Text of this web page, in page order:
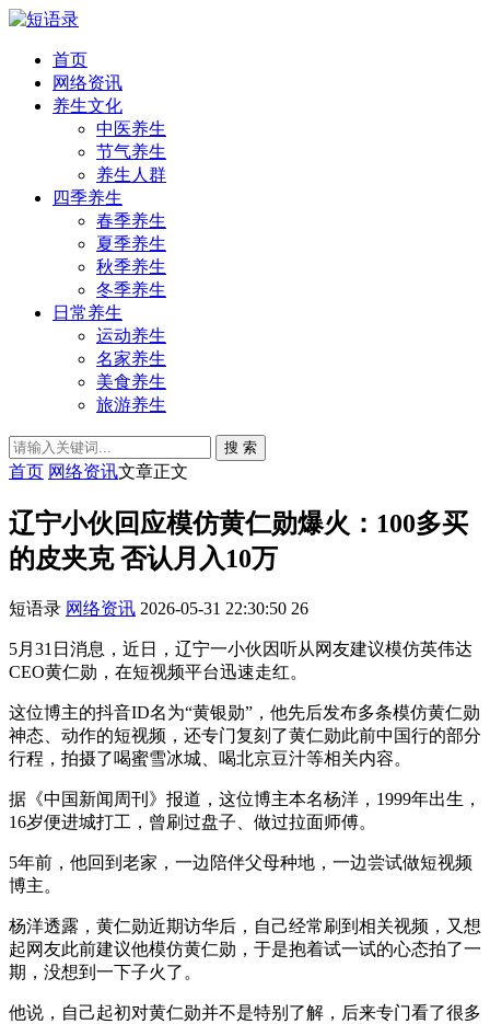
首页
网络资讯
养生文化
中医养生
节气养生
养生人群
四季养生
春季养生
夏季养生
秋季养生
冬季养生
日常养生
运动养生
名家养生
美食养生
旅游养生
搜 索
首页 网络资讯文章正文
辽宁小伙回应模仿黄仁勋爆火：100多买
的皮夹克 否认月入10万
短语录 网络资讯 2026-05-31 22:30:50 26
5月31日消息，近日，辽宁一小伙因听从网友建议模仿英伟达
CEO黄仁勋，在短视频平台迅速走红。
这位博主的抖音ID名为“黄银勋”，他先后发布多条模仿黄仁勋
神态、动作的短视频，还专门复刻了黄仁勋此前中国行的部分
行程，拍摄了喝蜜雪冰城、喝北京豆汁等相关内容。
据《中国新闻周刊》报道，这位博主本名杨洋，1999年出生，
16岁便进城打工，曾刷过盘子、做过拉面师傅。
5年前，他回到老家，一边陪伴父母种地，一边尝试做短视频
博主。
杨洋透露，黄仁勋近期访华后，自己经常刷到相关视频，又想
起网友此前建议他模仿黄仁勋，于是抱着试一试的心态拍了一
期，没想到一下子火了。
他说，自己起初对黄仁勋并不是特别了解，后来专门看了很多